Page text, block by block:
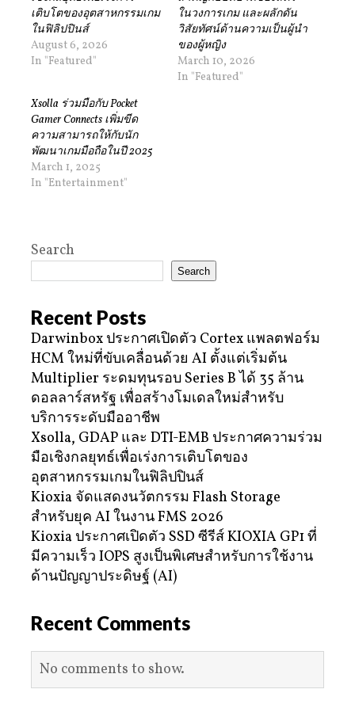
เติบโตของอุตสาหกรรมเกม
ในฟิลิปปินส์
August 6, 2026
In "Featured"
ในวงการเกม และผลักดัน
วิสัยทัศน์ด้านความเป็นผู้นำ
ของผู้หญิง
March 10, 2026
In "Featured"
Xsolla ร่วมมือกับ Pocket
Gamer Connects เพิ่มขีด
ความสามารถให้กับนัก
พัฒนาเกมมือถือในปี 2025
March 1, 2025
In "Entertainment"
Search
Search
Recent Posts
Darwinbox ประกาศเปิดตัว Cortex แพลตฟอร์ม
HCM ใหม่ที่ขับเคลื่อนด้วย AI ตั้งแต่เริ่มต้น
Multiplier ระดมทุนรอบ Series B ได้ 35 ล้าน
ดอลลาร์สหรัฐ เพื่อสร้างโมเดลใหม่สำหรับ
บริการระดับมืออาชีพ
Xsolla, GDAP และ DTI-EMB ประกาศความร่วม
มือเชิงกลยุทธ์เพื่อเร่งการเติบโตของ
อุตสาหกรรมเกมในฟิลิปปินส์
Kioxia จัดแสดงนวัตกรรม Flash Storage
สำหรับยุค AI ในงาน FMS 2026
Kioxia ประกาศเปิดตัว SSD ซีรีส์ KIOXIA GP1 ที่
มีความเร็ว IOPS สูงเป็นพิเศษสำหรับการใช้งาน
ด้านปัญญาประดิษฐ์ (AI)
Recent Comments
No comments to show.